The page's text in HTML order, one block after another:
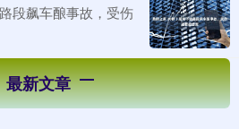
段飙车酿事故，受伤
最新文章